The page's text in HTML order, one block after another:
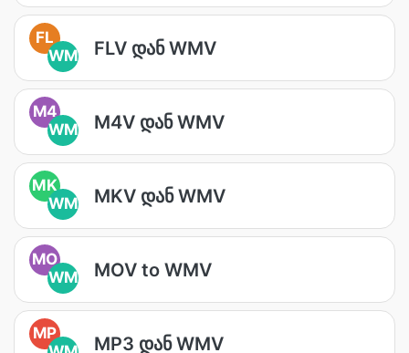
FL
WM
FLV დან WMV
M4
WM
M4V დან WMV
MK
WM
MKV დან WMV
MO
WM
MOV to WMV
MP
MP3 დან WMV